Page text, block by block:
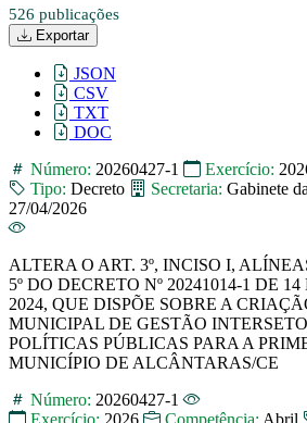
526 publicações
Exportar
JSON
CSV
TXT
DOC
Número: 20260427-1 Exercício:
Tipo: Decreto Secretaria: Gabinete
27/04/2026
ALTERA O ART. 3º, INCISO I,
5º DO DECRETO Nº 20241014-1 DE
2024, QUE DISPÕE SOBRE A
MUNICIPAL DE GESTÃO
POLÍTICAS PÚBLICAS PARA A
MUNICÍPIO DE ALCÂNTARAS/CE
Número: 20260427-1